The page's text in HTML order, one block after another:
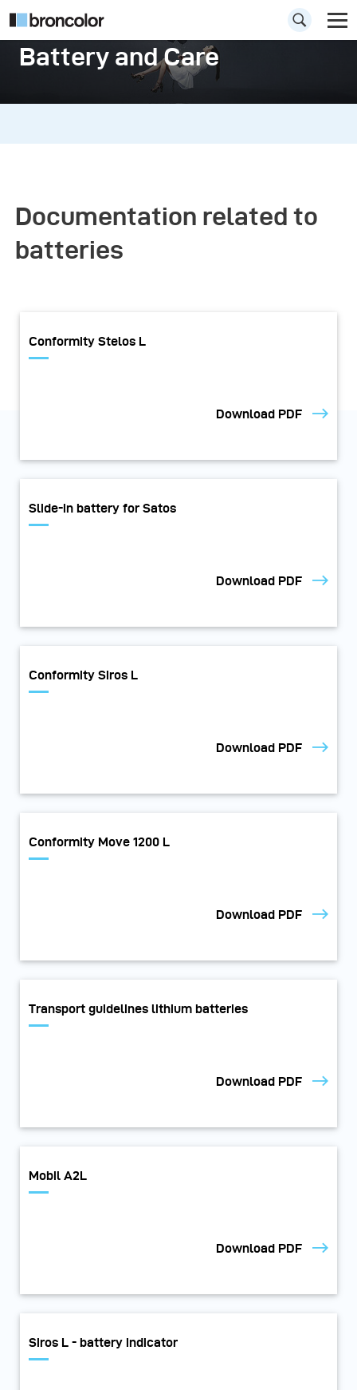
Battery and Care
Documentation related to
batteries
Conformity Stelos L
Download PDF
Slide-in battery for Satos
Download PDF
Conformity Siros L
Download PDF
Conformity Move 1200 L
Download PDF
Transport guidelines lithium batteries
Download PDF
Mobil A2L
Download PDF
Siros L - battery indicator